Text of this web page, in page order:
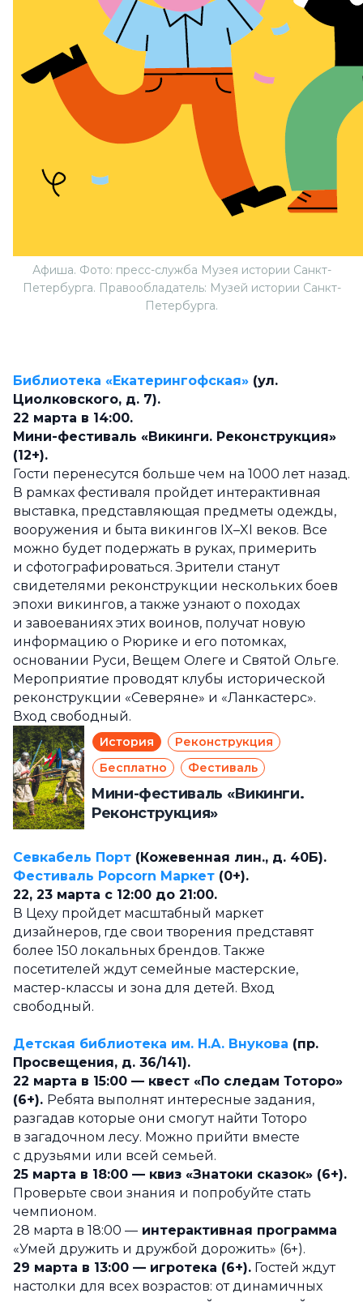
Афиша. Фото: пресс-служба Музея истории Санкт-
Петербурга. Правообладатель: Музей истории Санкт-
Петербурга.
Библиотека «Екатерингофская» (ул.
Циолковского, д. 7).
22 марта в 14:00.
Мини-фестиваль «Викинги. Реконструкция»
(12+).
Гости перенесутся больше чем на 1000 лет назад.
В рамках фестиваля пройдет интерактивная
выставка, представляющая предметы одежды,
вооружения и быта викингов IX–XI веков. Все
можно будет подержать в руках, примерить
и сфотографироваться. Зрители станут
свидетелями реконструкции нескольких боев
эпохи викингов, а также узнают о походах
и завоеваниях этих воинов, получат новую
информацию о Рюрике и его потомках,
основании Руси, Вещем Олеге и Святой Ольге.
Мероприятие проводят клубы исторической
реконструкции «Северяне» и «Ланкастерс».
Вход свободный.
История
Реконструкция
Бесплатно
Фестиваль
Мини-фестиваль «Викинги.
Реконструкция»
Севкабель Порт (Кожевенная лин., д. 40Б).
Фестиваль Popcorn Маркет (0+).
22, 23 марта с 12:00 до 21:00.
В Цеху пройдет масштабный маркет
дизайнеров, где свои творения представят
более 150 локальных брендов. Также
посетителей ждут семейные мастерские,
мастер-классы и зона для детей. Вход
свободный.
Детская библиотека им. Н.А. Внукова (пр.
Просвещения, д. 36/141).
22 марта в 15:00 — квест «По следам Тоторо»
(6+). Ребята выполнят интересные задания,
разгадав которые они смогут найти Тоторо
в загадочном лесу. Можно прийти вместе
с друзьями или всей семьей.
25 марта в 18:00 — квиз «Знатоки сказок» (6+).
Проверьте свои знания и попробуйте стать
чемпионом.
28 марта в 18:00 — интерактивная программа
«Умей дружить и дружбой дорожить» (6+).
29 марта в 13:00 — игротека (6+). Гостей ждут
настолки для всех возрастов: от динамичных